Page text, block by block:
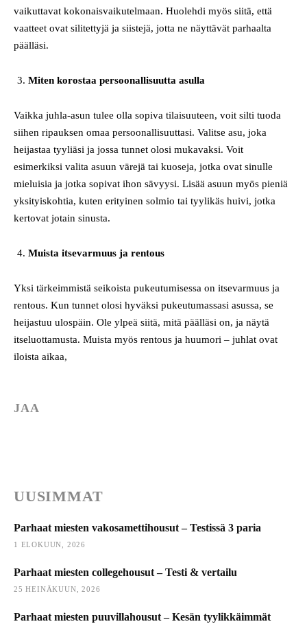
vaikuttavat kokonaisvaikutelmaan. Huolehdi myös siitä, että
vaatteet ovat silitettyjä ja siistejä, jotta ne näyttävät parhaalta
päälläsi.
Miten korostaa persoonallisuutta asulla
Vaikka juhla-asun tulee olla sopiva tilaisuuteen, voit silti tuoda
siihen ripauksen omaa persoonallisuuttasi. Valitse asu, joka
heijastaa tyyliäsi ja jossa tunnet olosi mukavaksi. Voit
esimerkiksi valita asuun värejä tai kuoseja, jotka ovat sinulle
mieluisia ja jotka sopivat ihon sävyysi. Lisää asuun myös pieniä
yksityiskohtia, kuten erityinen solmio tai tyylikäs huivi, jotka
kertovat jotain sinusta.
Muista itsevarmuus ja rentous
Yksi tärkeimmistä seikoista pukeutumisessa on itsevarmuus ja
rentous. Kun tunnet olosi hyväksi pukeutumassasi asussa, se
heijastuu ulospäin. Ole ylpeä siitä, mitä päälläsi on, ja näytä
itseluottamusta. Muista myös rentous ja huumori – juhlat ovat
iloista aikaa,
JAA
UUSIMMAT
Parhaat miesten vakosamettihousut – Testissä 3 paria
1 ELOKUUN, 2026
Parhaat miesten collegehousut – Testi & vertailu
25 HEINÄKUUN, 2026
Parhaat miesten puuvillahousut – Kesän tyylikkäimmät